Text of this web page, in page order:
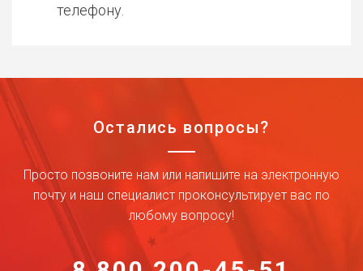
телефону.
Остались вопросы?
Просто позвоните нам или напишите на электронную
почту и наш специалист проконсультирует вас по
любому вопросу!